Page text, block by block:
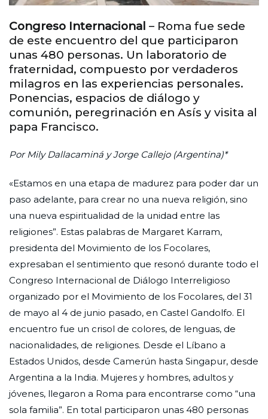
Congreso Internacional – Roma fue sede
de este encuentro del que participaron
unas 480 personas. Un laboratorio de
fraternidad, compuesto por verdaderos
milagros en las experiencias personales.
Ponencias, espacios de diálogo y
comunión, peregrinación en Asís y visita al
papa Francisco.
Por Mily Dallacaminá y Jorge Callejo (Argentina)*
«Estamos en una etapa de madurez para poder dar un
paso adelante, para crear no una nueva religión, sino
una nueva espiritualidad de la unidad entre las
religiones”. Estas palabras de Margaret Karram,
presidenta del Movimiento de los Focolares,
expresaban el sentimiento que resonó durante todo el
Congreso Internacional de Diálogo Interreligioso
organizado por el Movimiento de los Focolares, del 31
de mayo al 4 de junio pasado, en Castel Gandolfo. El
encuentro fue un crisol de colores, de lenguas, de
nacionalidades, de religiones. Desde el Líbano a
Estados Unidos, desde Camerún hasta Singapur, desde
Argentina a la India. Mujeres y hombres, adultos y
jóvenes, llegaron a Roma para encontrarse como “una
sola familia”. En total participaron unas 480 personas